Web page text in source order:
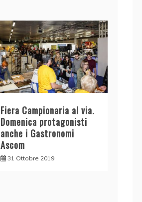
Fiera Campionaria al via.
Domenica protagonisti
anche i Gastronomi
Ascom
31 Ottobre 2019